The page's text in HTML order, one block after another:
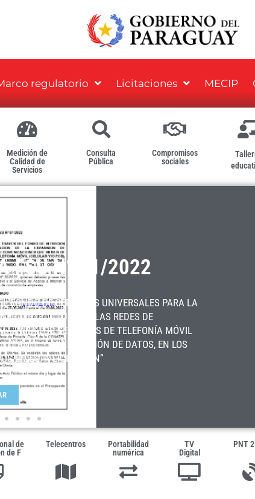
regulatorio Licitaciones MECIP
Medición de
Calidad de
Servicios
Consulta
Pública
Compromisos
sociales
FSU N° 01/2022
FONDO DE SERVICIOS UNIVERSALES PARA LA
DE LAS REDES DE
PARA LOS SERVICIOS DE TELEFONÍA MÓVIL
Y TRANSMISIÓN DE DATOS, EN LOS
EN ESTA LICITACIÓN”
de
de F
Telecentros
Portabilidad
numérica
TV
Digital
PNT